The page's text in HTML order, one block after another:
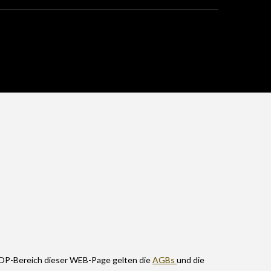
Bereich dieser WEB-Page gelten dieAGBs und die